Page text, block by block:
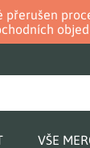
VŠE